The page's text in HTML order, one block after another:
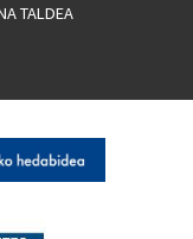
TALDEA